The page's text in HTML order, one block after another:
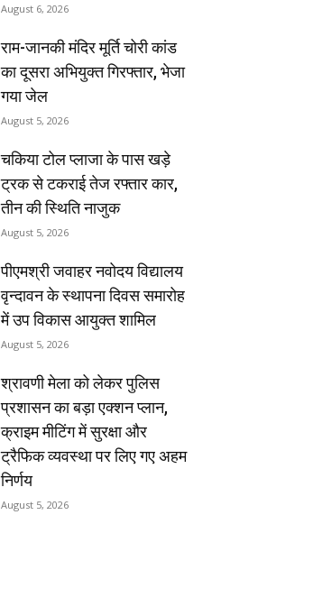
August 6, 2026
राम-जानकी मंदिर मूर्ति चोरी कांड
का दूसरा अभियुक्त गिरफ्तार, भेजा
गया जेल
August 5, 2026
चकिया टोल प्लाजा के पास खड़े
ट्रक से टकराई तेज रफ्तार कार,
तीन की स्थिति नाजुक
August 5, 2026
पीएमश्री जवाहर नवोदय विद्यालय
वृन्दावन के स्थापना दिवस समारोह
में उप विकास आयुक्त शामिल
August 5, 2026
श्रावणी मेला को लेकर पुलिस
प्रशासन का बड़ा एक्शन प्लान,
क्राइम मीटिंग में सुरक्षा और
ट्रैफिक व्यवस्था पर लिए गए अहम
निर्णय
August 5, 2026